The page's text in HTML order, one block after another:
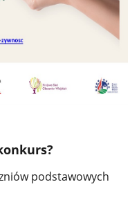
podstawowych